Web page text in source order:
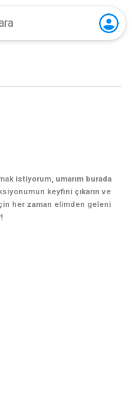
istiyorum, umarım burada
keyfini çıkarın ve
her zaman elimden geleni